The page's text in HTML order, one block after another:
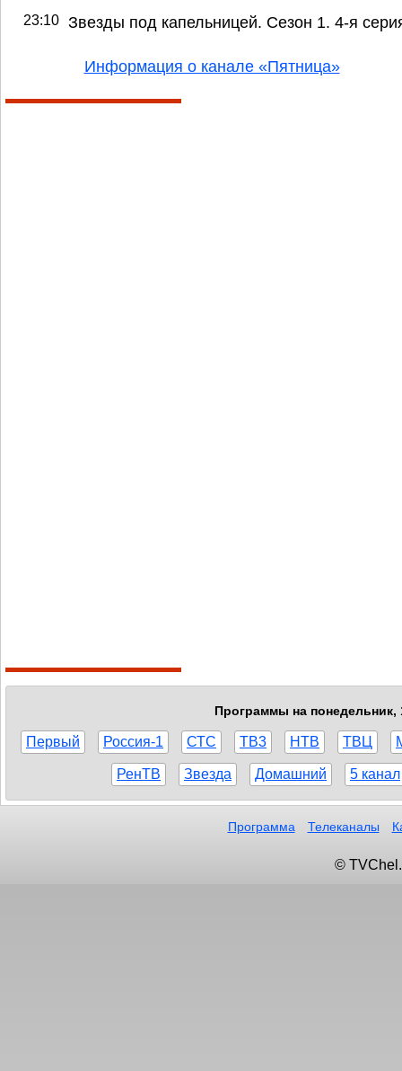
23:10 Звезды под капельницей. Сезон 1. 4-я
Информация о канале «Пятница»
Программы на понедельник,
Первый Россия-1 СТС ТВ3 НТВ ТВЦ
РенТВ Звезда Домашний 5 канал
Программа Телеканалы
©